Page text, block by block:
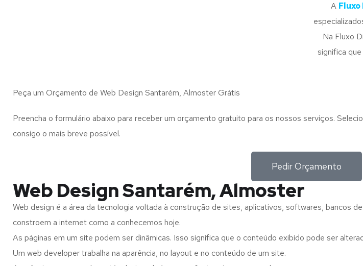
A
Na Fluxo
significa
Peça um Orçamento de Web Design Santarém, Almoster Grátis
Preencha o formulário abaixo para receber um orçamento gratuito para os nossos serviços.
consigo o mais breve possível.
Pedir Orçamento
Web Design Santarém, Almoster
Web design é a área da tecnologia voltada à construção de sites, aplicativos, softwares, bancos
constroem a internet como a conhecemos hoje.
As páginas em um site podem ser dinâmicas. Isso significa que o conteúdo exibido pode ser
Um web developer trabalha na aparência, no layout e no conteúdo de um site.